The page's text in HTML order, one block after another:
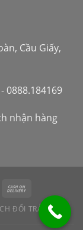
Cầu Giấy,
0888.184169
nhận hàng
ĐỔI TRẢ